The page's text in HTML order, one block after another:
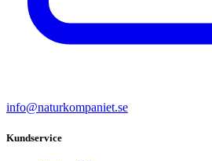
info@naturkompaniet.se
Kundservice